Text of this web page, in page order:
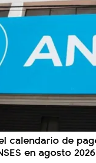
calendario de
en agosto 2026